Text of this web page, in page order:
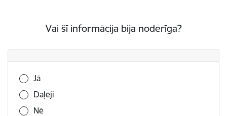
Vai šī informācija bija noderīga?
Vai šī informācija bija noderīga?
Jā
Daļēji
Nē